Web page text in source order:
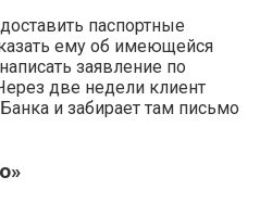
паспортные
ему об имеющейся
заявление по
две недели клиент
и забирает там письмо